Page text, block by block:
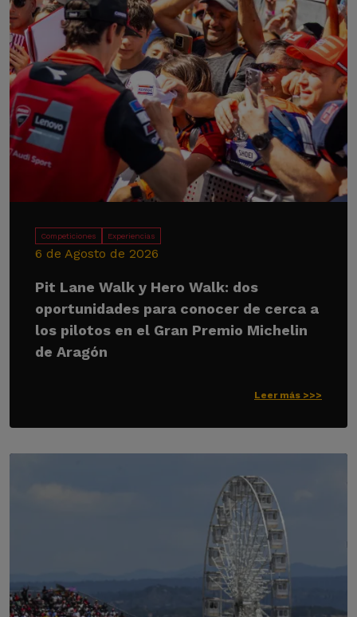
Competiciones Experiencias
6 de Agosto de 2026
Pit Lane Walk y Hero Walk: dos
oportunidades para conocer de cerca a
los pilotos en el Gran Premio Michelin
de Aragón
Leer más >>>